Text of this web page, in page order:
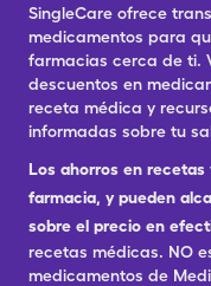
SingleCare ofrece
medicamentos para
farmacias cerca de ti.
descuentos en
receta médica y
informadas sobre tu
Los ahorros en
farmacia, y pueden
sobre el precio en
recetas médicas. NO
medicamentos de